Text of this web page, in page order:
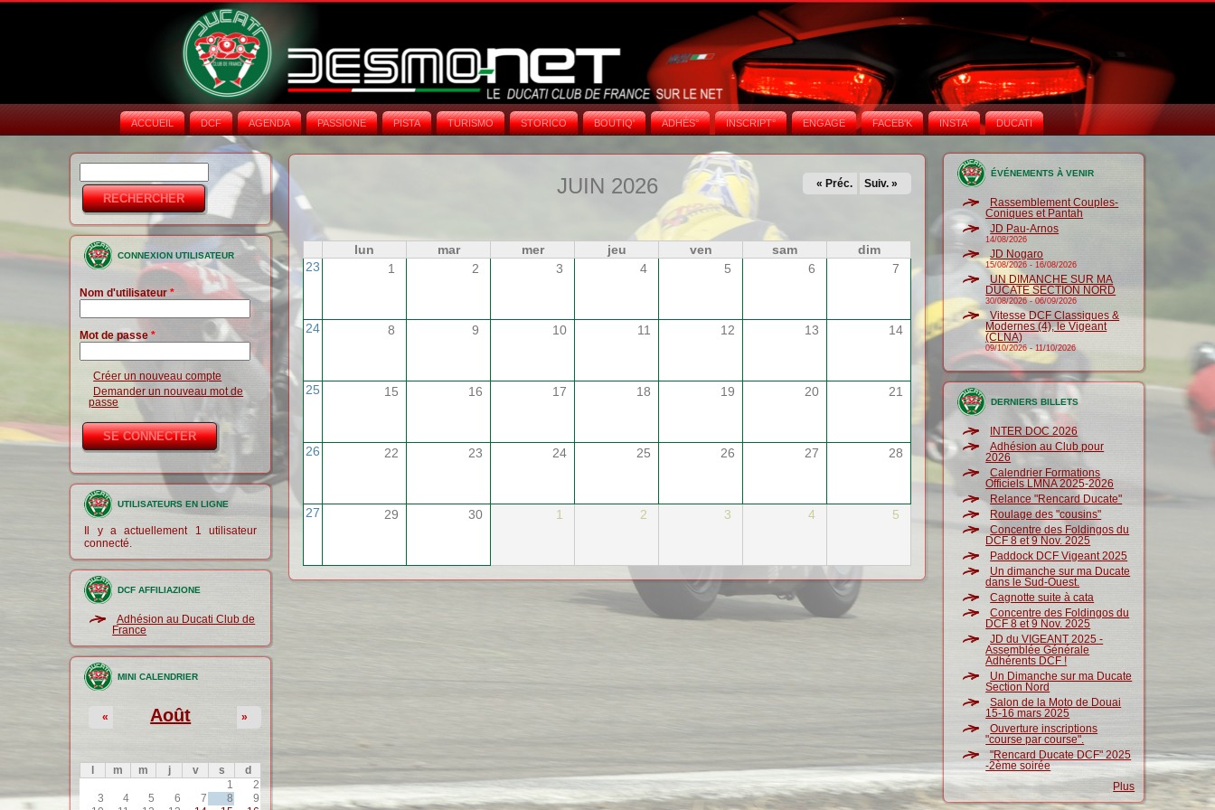
ACCUEIL DCF AGENDA PASSIONE PISTA TURISMO STORICO BOUTIQ' ADHÉS° INSCRIPT° ENGAGE FACEB'K INSTA‘ DUCATI
Formulaire de
recherche
CONNEXION UTILISATEUR
Nom d'utilisateur*
Mot de passe*
Créer un nouveau compte
Demander un nouveau mot de
passe
UTILISATEURS EN LIGNE
Il y a actuellement 1 utilisateur
connecté.
DCF AFFILIAZIONE
Adhésion au Ducati Club de
France
MINI CALENDRIER
Août
« »
m m j v s
d
1
2
3
4 5 6 7 8
9
JUIN 2026 « Préc. Suiv. »
lun mar mer jeu ven sam
dim
23
1 2 3 4 5 6 7
24 8 9 10 11 12 13 14
25 15 16 17 18 19 20 21
26 22 23 24 25 26 27 28
27 29 30 1 2 3 4 5
ÉVÉNEMENTS À VENIR
Rassemblement Couples-
Coniques et Pantah
JD Pau-Arnos
14/08/2026
JD Nogaro
15/08/2026 -16/08/2026
UN DIMANCHE SUR MA
DUCATE SECTION NORD
30/08/2026-06/09/2026
Vitesse DCF Classiques &
Modernes (4), le Vigeant
(CLNA)
09/10/2026-11/10/2026
DERNIERS BILLETS
INTER DOC 2026
Adhésion au Club pour
2026
Calendrier Formations
Officiels LMNA 2025-2026
Relance "Rencard Ducate"
Roulage des "cousins"
Concentre des Foldingos du
DCF 8 et 9 Nov. 2025
Paddock DCF Vigeant 2025
Un dimanche sur ma Ducate
dans le Sud-Ouest.
Cagnotte suite à cata
Concentre des Foldingos du
DCF 8 et 9 Nov. 2025
JD du VIGEANT 2025 -
Assemblée Générale
Adhérents DCF !
Un Dimanche sur ma Ducate
Section Nord
Salon de la Moto de Douai
15-16 mars 2025
Ouverture inscriptions
"course par course".
"Rencard Ducate DCF" 2025
-2ème soirée
Plus